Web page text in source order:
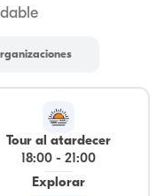
Tour al atardecer
18:00- 21:00
Explorar